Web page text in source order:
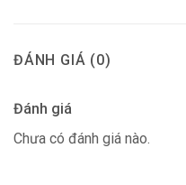
ĐÁNH GIÁ (0)
Đánh giá
Chưa có đánh giá nào.